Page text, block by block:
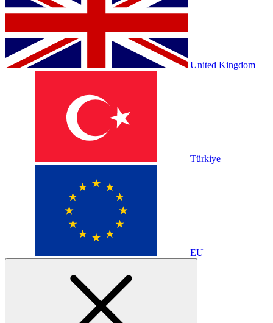
United Kingdom
Türkiye
EU